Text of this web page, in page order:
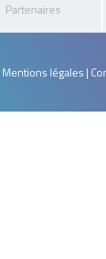
Partenaires
Mentions légales |